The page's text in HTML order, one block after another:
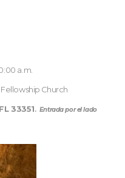
a.m.
Church
33351. Entrada por el lado